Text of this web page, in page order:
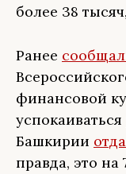
более 38
Ранее
финансовой
Башкирии
правда, это